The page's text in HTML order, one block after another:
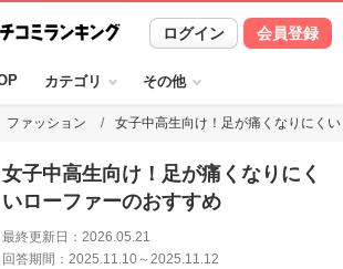
ログイン 会員登録
カテゴリ その他
ファッション 女子中高生向け！足が痛くなりにく
女子中高生向け！足が痛くなりにく
いローファーのおすすめ
最終更新日： 2026.05.21
回答期間： 2025.11.10～2025.11.12